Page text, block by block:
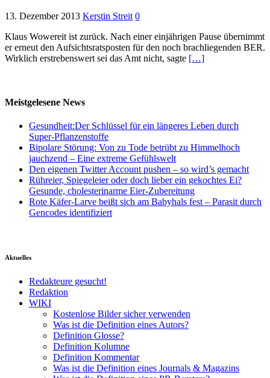
13. Dezember 2013 Kerstin Streit 0
Klaus Wowereit ist zurück. Nach einer einjährigen Pause übernimmt
er erneut den Aufsichtsratsposten für den noch brachliegenden BER.
Wirklich erstrebenswert sei das Amt nicht, sagte […]
Meistgelesene News
Gesundheit:Der Schlüssel für ein längeres Leben durch
Super-Pflanzenstoffe
Bipolare Störung: Von zu Tode betrübt zu Himmelhoch
jauchzend – Eine extreme Gefühlswelt
Den eigenen Twitter Account pushen – so wird’s gemacht
Rühreier, Spiegeleier oder doch lieber ein gekochtes Ei?
Gesunde, cholesterinarme Eier-Zubereitung
Rote Käfer-Larve beißt sich am Babyhals fest – Parasit durch
Gencodes identifiziert
Aktuelles
Redakteure gesucht!
Redaktion
WIKI
Kostenlose Bilder sicher verwenden
Was ist die Definition eines Autors?
Definition Glosse?
Definition Kolumne
Definition Kommentar
Was ist die Definition eines Journals & Magazins